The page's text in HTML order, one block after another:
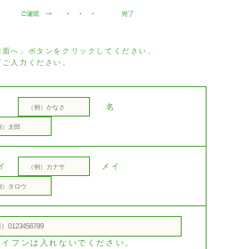
面へ」ボタンをクリックしてください。
入力ください。
名
メイ
フンは入れないでください。